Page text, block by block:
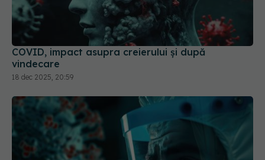
COVID, impact asupra creierului și după
vindecare
18 dec 2025, 20:59